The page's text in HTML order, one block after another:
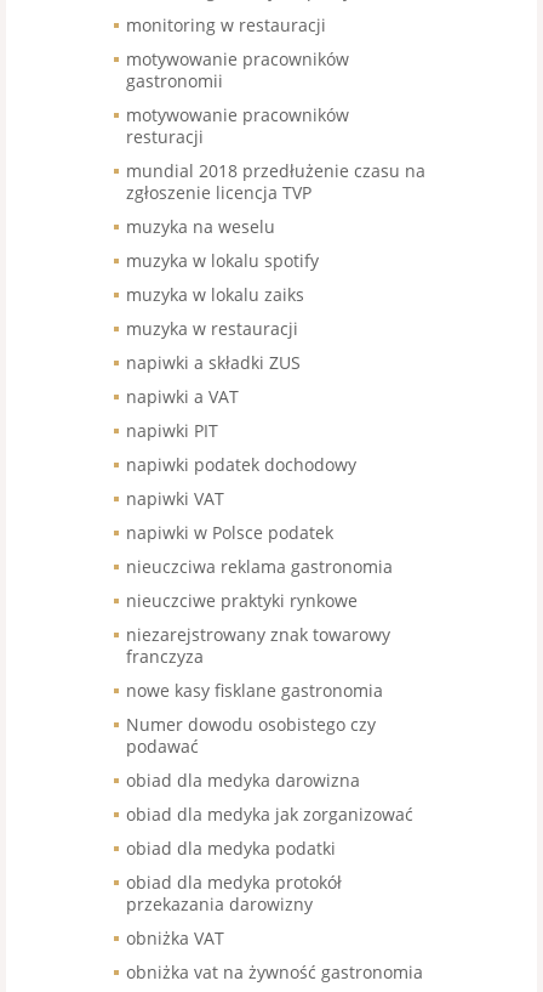
monitoring w restauracji
motywowanie pracowników
gastronomii
motywowanie pracowników
resturacji
mundial 2018 przedłużenie czasu na
zgłoszenie licencja TVP
muzyka na weselu
muzyka w lokalu spotify
muzyka w lokalu zaiks
muzyka w restauracji
napiwki a składki ZUS
napiwki a VAT
napiwki PIT
napiwki podatek dochodowy
napiwki VAT
napiwki w Polsce podatek
nieuczciwa reklama gastronomia
nieuczciwe praktyki rynkowe
niezarejstrowany znak towarowy
franczyza
nowe kasy fisklane gastronomia
Numer dowodu osobistego czy
podawać
obiad dla medyka darowizna
obiad dla medyka jak zorganizować
obiad dla medyka podatki
obiad dla medyka protokół
przekazania darowizny
obniżka VAT
obniżka vat na żywność gastronomia